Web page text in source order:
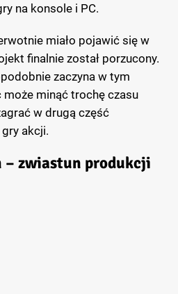
na konsole i PC.
miało pojawić się w
finalnie został porzucony.
zaczyna w tym
minąć trochę czasu
w drugą część
akcji.
– zwiastun produkcji